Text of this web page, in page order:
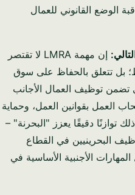
الوضع القانوني للعمال
إن مهمة LMRA لا تقتصر
بل تتعلق بالحفاظ على سوق
توظيف العمال الأجانب
العمل بقوانين العمل، وحماية
توازنًا دقيقًا يعزز "البحرنة" –
البحرينيين في القطاع
الأجنبية الأساسية في